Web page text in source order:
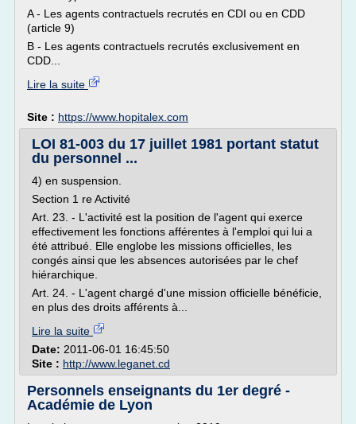
A - Les agents contractuels recrutés en CDI ou en CDD
(article 9)
B - Les agents contractuels recrutés exclusivement en
CDD...
Lire la suite
Site : https://www.hopitalex.com
LOI 81-003 du 17 juillet 1981 portant statut
du personnel ...
4) en suspension.
Section 1 re Activité
Art. 23. - L'activité est la position de l'agent qui exerce
effectivement les fonctions afférentes à l'emploi qui lui a
été attribué. Elle englobe les missions officielles, les
congés ainsi que les absences autorisées par le chef
hiérarchique.
Art. 24. - L'agent chargé d'une mission officielle bénéficie,
en plus des droits afférents à...
Lire la suite
Date: 2011-06-01 16:45:50
Site : http://www.leganet.cd
Personnels enseignants du 1er degré -
Académie de Lyon